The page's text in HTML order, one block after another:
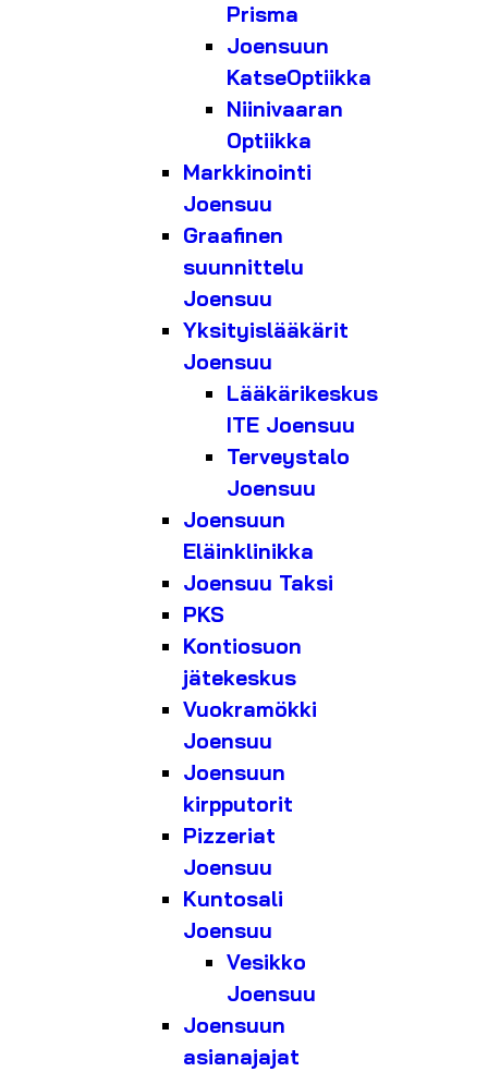
Prisma
Joensuun
KatseOptiikka
Niinivaaran
Optiikka
Markkinointi
Joensuu
Graafinen
suunnittelu
Joensuu
Yksityislääkärit
Joensuu
Lääkärikeskus
ITE Joensuu
Terveystalo
Joensuu
Joensuun
Eläinklinikka
Joensuu Taksi
PKS
Kontiosuon
jätekeskus
Vuokramökki
Joensuu
Joensuun
kirpputorit
Pizzeriat
Joensuu
Kuntosali
Joensuu
Vesikko
Joensuu
Joensuun
asianajajat